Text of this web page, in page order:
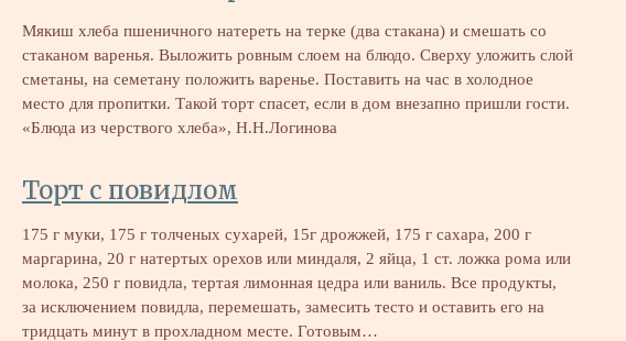
Мякиш хлеба пшеничного натереть на терке (два стакана) и смешать со
стаканом варенья. Выложить ровным слоем на блюдо. Сверху уложить слой
сметаны, на семетану положить варенье. Поставить на час в холодное
место для пропитки. Такой торт спасет, если в дом внезапно пришли гости.
«Блюда из черствого хлеба», Н.Н.Логинова
Торт с повидлом
175 г муки, 175 г толченых сухарей, 15г дрожжей, 175 г сахара, 200 г
маргарина, 20 г натертых орехов или миндаля, 2 яйца, 1 ст. ложка рома или
молока, 250 г повидла, тертая лимонная цедра или ваниль. Все продукты,
за исключением повидла, перемешать, замесить тесто и оставить его на
тридцать минут в прохладном месте. Готовым…